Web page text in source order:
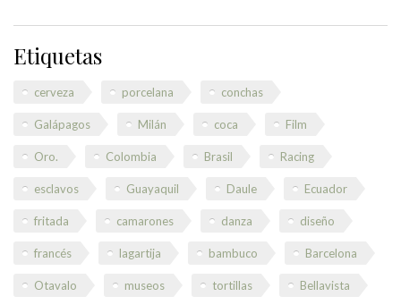
Etiquetas
cerveza porcelana conchas
Galápagos Milán coca Film
Oro. Colombia Brasil Racing
esclavos Guayaquil Daule Ecuador
fritada camarones danza diseño
francés lagartija bambuco Barcelona
Otavalo museos tortillas Bellavista